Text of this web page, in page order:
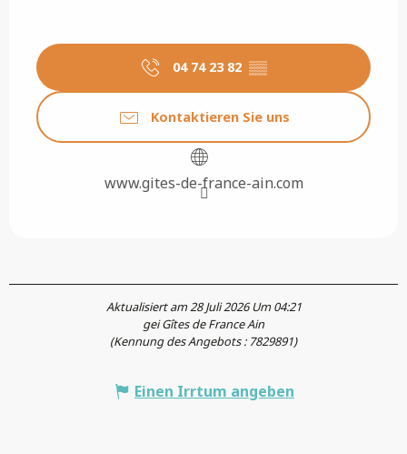
04 74 23 82 ▒▒
Kontaktieren Sie uns
www.gites-de-france-ain.com
Aktualisiert am 28 Juli 2026 Um 04:21
gei Gîtes de France Ain
(Kennung des Angebots : 7829891)
Einen Irrtum angeben